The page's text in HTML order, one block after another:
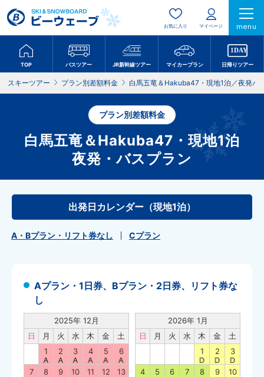
お気に入り マイページ menu
TOP バスツアー JR新幹線ツアー マイカープラン 日帰りツアー
スキーツアー プラン別差額料金 白馬五竜＆Hakuba47・現地1泊／夜発バ
プラン別差額料金
白馬五竜＆Hakuba47・現地1泊
夜発・バスプラン
出発日カレンダー（現地1泊）
A・Bプラン・リフト券なし Cプラン
Aプラン・1日券、Bプラン・2日券、リフト券な
し
2025年 12月
日
月 火 水 木 金
土
1
2 3 4 5 6
7 8 9 10 11 12 13
2026年 1月
日
月 火 水 木 金
土
1
2 3
4 5 6 7 8 9 10